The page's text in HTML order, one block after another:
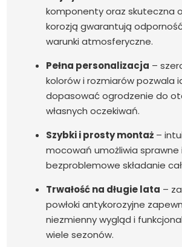
komponenty oraz skuteczna
korozją gwarantują
warunki atmosferyczne.
Pełna personalizacja –
kolorów i rozmiarów pozwala
dopasować ogrodzenie do
własnych oczekiwań.
Szybki i prosty montaż –
mocowań umożliwia sprawne i
bezproblemowe składanie
Trwałość na długie lata –
powłoki antykorozyjne
niezmienny wygląd i
wiele sezonów.